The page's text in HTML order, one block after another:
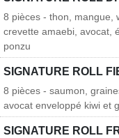
8 pièces - thon, mangue,
crevette amaebi, avocat,
ponzu
SIGNATURE ROLL
8 pièces - saumon,
avocat enveloppé kiwi et
SIGNATURE ROLL